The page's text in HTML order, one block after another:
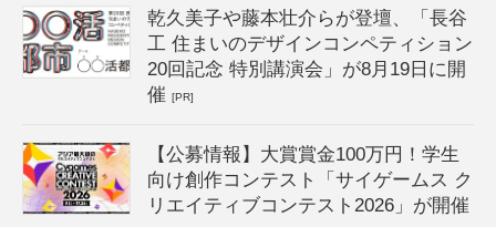
乾久美子や藤本壮介らが登壇、「長谷
工 住まいのデザインコンペティション
20回記念 特別講演会」が8月19日に開
催[PR]
【公募情報】大賞賞金100万円！学生
向け創作コンテスト「サイゲームス ク
リエイティブコンテスト2026」が開催